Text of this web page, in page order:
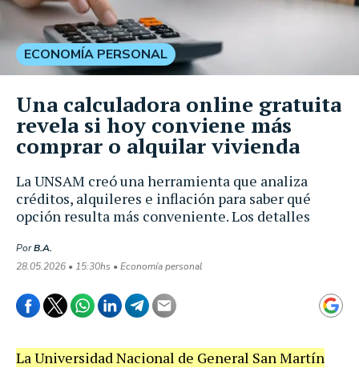
La UNSAM creó una herramienta que analiza
créditos, alquileres e inflación para saber qué
opción resulta más conveniente. Los detalles
PorB.A.
28.05.2026 • 15:30hs • Economía personal
ECONOMÍA PERSONAL
Una calculadora online gratuita
revela si hoy conviene más
comprar o alquilar vivienda
La Universidad Nacional de General San Martín